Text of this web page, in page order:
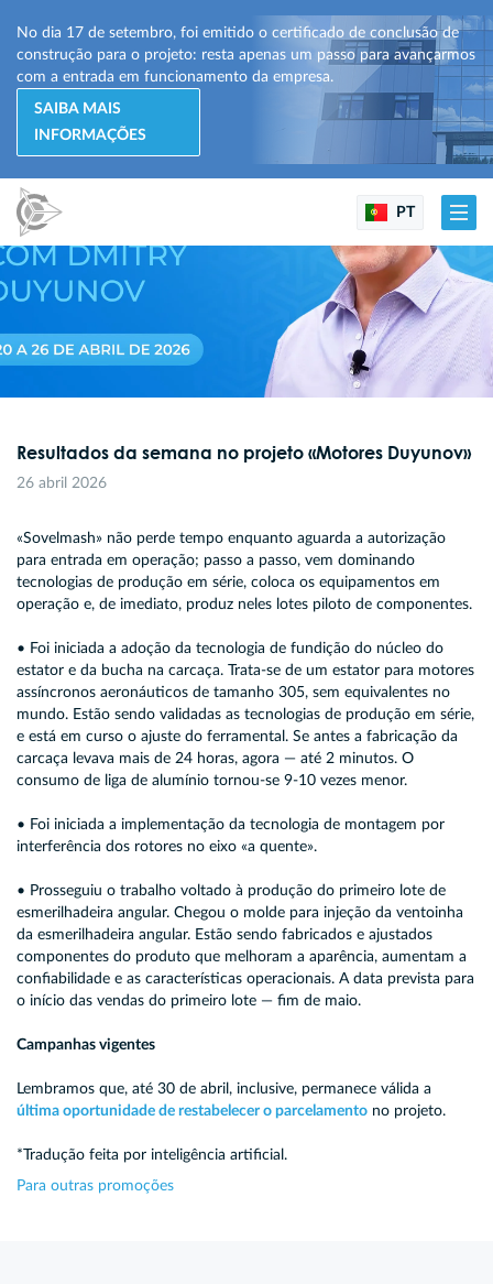
No dia 17 de setembro, foi emitido o certificado de conclusão de
construção para o projeto: resta apenas um passo para avançarmos
com a entrada em funcionamento da empresa.
SAIBA MAIS
INFORMAÇÕES
PT
Resultados da semana no projeto «Motores Duyunov»
26 abril 2026
«Sovelmash» não perde tempo enquanto aguarda a autorização
para entrada em operação; passo a passo, vem dominando
tecnologias de produção em série, coloca os equipamentos em
operação e, de imediato, produz neles lotes piloto de componentes.
• Foi iniciada a adoção da tecnologia de fundição do núcleo do
estator e da bucha na carcaça. Trata-se de um estator para motores
assíncronos aeronáuticos de tamanho 305, sem equivalentes no
mundo. Estão sendo validadas as tecnologias de produção em série,
e está em curso o ajuste do ferramental. Se antes a fabricação da
carcaça levava mais de 24 horas, agora — até 2 minutos. O
consumo de liga de alumínio tornou-se 9-10 vezes menor.
• Foi iniciada a implementação da tecnologia de montagem por
interferência dos rotores no eixo «a quente».
• Prosseguiu o trabalho voltado à produção do primeiro lote de
esmerilhadeira angular. Chegou o molde para injeção da ventoinha
da esmerilhadeira angular. Estão sendo fabricados e ajustados
componentes do produto que melhoram a aparência, aumentam a
confiabilidade e as características operacionais. A data prevista para
o início das vendas do primeiro lote — fim de maio.
Campanhas vigentes
Lembramos que, até 30 de abril, inclusive, permanece válida a
última oportunidade de restabelecer o parcelamento no projeto.
*Tradução feita por inteligência artificial.
Para outras promoções